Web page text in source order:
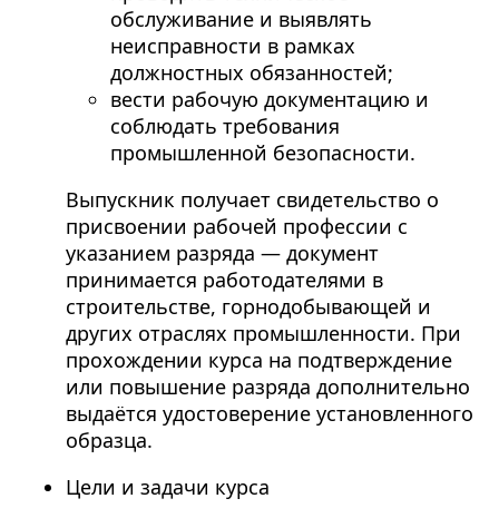
обслуживание и выявлять
неисправности в рамках
должностных обязанностей;
вести рабочую документацию и
соблюдать требования
промышленной безопасности.
Выпускник получает свидетельство о
присвоении рабочей профессии с
указанием разряда — документ
принимается работодателями в
строительстве, горнодобывающей и
других отраслях промышленности. При
прохождении курса на подтверждение
или повышение разряда дополнительно
выдаётся удостоверение установленного
образца.
Цели и задачи курса